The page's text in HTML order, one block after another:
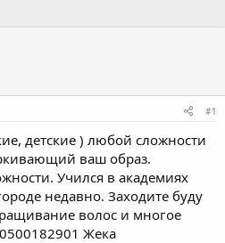
#1
детские ) любой сложности
ваш образ.
Учился в академиях
недавно. Заходите буду
волос и многое
Жека